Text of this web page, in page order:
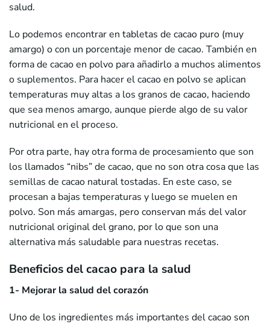
salud.
Lo podemos encontrar en tabletas de cacao puro (muy
amargo) o con un porcentaje menor de cacao. También en
forma de cacao en polvo para añadirlo a muchos alimentos
o suplementos. Para hacer el cacao en polvo se aplican
temperaturas muy altas a los granos de cacao, haciendo
que sea menos amargo, aunque pierde algo de su valor
nutricional en el proceso.
Por otra parte, hay otra forma de procesamiento que son
los llamados “nibs” de cacao, que no son otra cosa que las
semillas de cacao natural tostadas. En este caso, se
procesan a bajas temperaturas y luego se muelen en
polvo. Son más amargas, pero conservan más del valor
nutricional original del grano, por lo que son una
alternativa más saludable para nuestras recetas.
Beneficios del cacao para la salud
1- Mejorar la salud del corazón
Uno de los ingredientes más importantes del cacao son